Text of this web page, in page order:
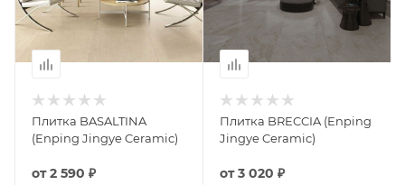
Плитка BASALTINA
(Enping Jingye Ceramic)
от2 590 ₽
Плитка BRECCIA (Enping
Jingye Ceramic)
от3 020 ₽